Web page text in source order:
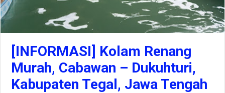
[INFORMASI] Kolam Renang
Murah, Cabawan – Dukuhturi,
Kabupaten Tegal, Jawa Tengah